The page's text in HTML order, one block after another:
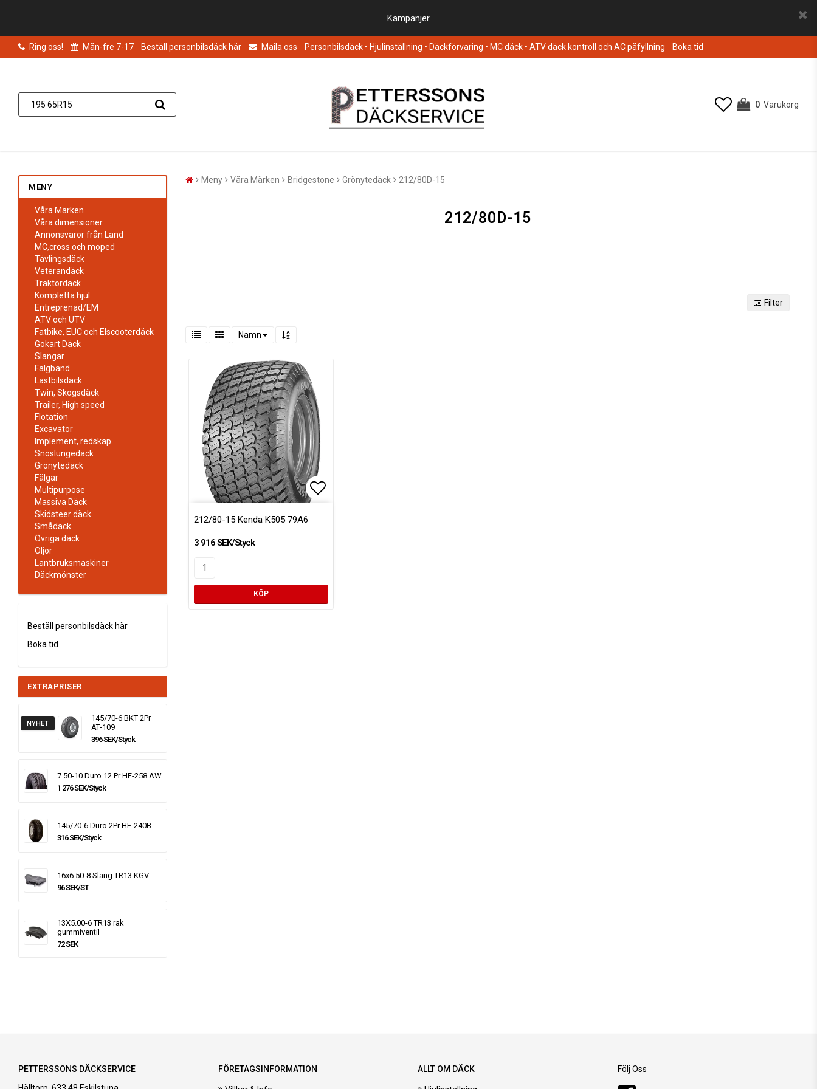
Kampanjer
Ring oss! Mån-fre 7-17 Beställ personbilsdäck här Maila oss Personbilsdäck • Hjulinställning • Däckförvaring • MC däck • ATV däck kontroll och AC påfyllning Boka tid
0 Varukorg
MENY
Våra Märken
Våra dimensioner
Annonsvaror från Land
MC,cross och moped
Tävlingsdäck
Veterandäck
Traktordäck
Kompletta hjul
Entreprenad/EM
ATV och UTV
Fatbike, EUC och Elscooterdäck
Gokart Däck
Slangar
Fälgband
Lastbilsdäck
Twin, Skogsdäck
Trailer, High speed
Flotation
Excavator
Implement, redskap
Snöslungedäck
Grönytedäck
Fälgar
Multipurpose
Massiva Däck
Skidsteer däck
Smådäck
Övriga däck
Oljor
Lantbruksmaskiner
Däckmönster
Beställ personbilsdäck här
Boka tid
EXTRAPRISER
NYHET
145/70-6 BKT 2Pr
AT-109
396 SEK/Styck
7.50-10 Duro 12 Pr HF-258 AW
1 276 SEK/Styck
145/70-6 Duro 2Pr HF-240B
316 SEK/Styck
16x6.50-8 Slang TR13 KGV
96 SEK/ST
13X5.00-6 TR13 rak
gummiventil
72 SEK
Meny Våra Märken Bridgestone Grönytedäck 212/80D-15
212/80D-15
Filter
Namn
Lägg till i favoritlistan
212/80-15 Kenda K505 79A6
3 916 SEK/Styck
KÖP
PETTERSSONS DÄCKSERVICE
FÖRETAGSINFORMATION ALLT OM DÄCK Följ Oss